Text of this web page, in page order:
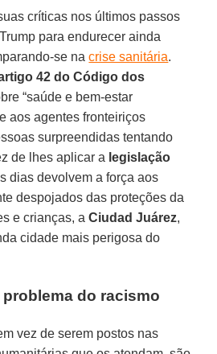
críticas nos últimos passos
para endurecer ainda
se nacrise sanitária.
42 do Código dos
“saúde e bem-estar
aos agentes fronteiriços
surpreendidas tentando
de lhes aplicar a legislação
dias devolvem a força aos
despojados das proteções da
e crianças, aCiudad Juárez,
cidade mais perigosa do
do racismo
vez de serem postos nas